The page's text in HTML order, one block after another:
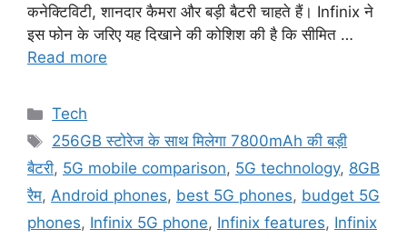
कनेक्टिविटी, शानदार कैमरा और बड़ी बैटरी चाहते हैं। Infinix ने
इस फोन के जरिए यह दिखाने की कोशिश की है कि सीमित …
Read more
Categories
Tech
Tags
256GB स्टोरेज के साथ मिलेगा 7800mAh की बड़ी
बैटरी, 5G mobile comparison, 5G technology, 8GB
रैम, Android phones, best 5G phones, budget 5G
phones, Infinix 5G phone, Infinix features, Infinix